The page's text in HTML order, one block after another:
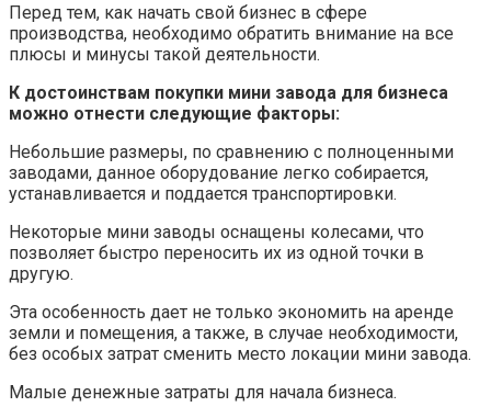
Перед тем, как начать свой бизнес в сфере
производства, необходимо обратить внимание на все
плюсы и минусы такой деятельности.
К достоинствам покупки мини завода для бизнеса
можно отнести следующие факторы:
Небольшие размеры, по сравнению с полноценными
заводами, данное оборудование легко собирается,
устанавливается и поддается транспортировки.
Некоторые мини заводы оснащены колесами, что
позволяет быстро переносить их из одной точки в
другую.
Эта особенность дает не только экономить на аренде
земли и помещения, а также, в случае необходимости,
без особых затрат сменить место локации мини завода.
Малые денежные затраты для начала бизнеса.